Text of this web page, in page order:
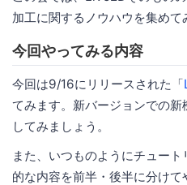
加工に関するノウハウを集めて
今回やってみる内容
今回は9/16にリリースされた「
てみます。新バージョンでの
してみましょう。
また、いつものようにチュー
的な内容を前半・後半に分けて